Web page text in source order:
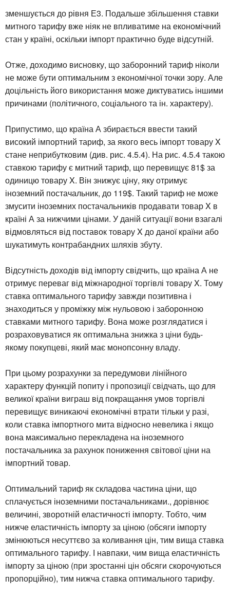
зменшується до рівня Е3. Подальше збільшення ставки
митного тарифу вже ніяк не впливатиме на економічний
стан у країні, оскільки імпорт практично буде відсутній.
Отже, доходимо висновку, що заборонний тариф ніколи
не може бути оптимальним з економічної точки зору. Але
доцільність його використання може диктуватись іншими
причинами (політичного, соціального та ін. характеру).
Припустимо, що країна А збирається ввести такий
високий імпортний тариф, за якого весь імпорт товару X
стане неприбутковим (див. рис. 4.5.4). На рис. 4.5.4 такою
ставкою тарифу є митний тариф, що перевищує 81$ за
одиницю товару X. Він знижує ціну, яку отримує
іноземний постачальник, до 119$. Такий тариф не може
змусити іноземних постачальників продавати товар X в
країні А за нижчими цінами. У даній ситуації вони взагалі
відмовляться від поставок товару X до даної країни або
шукатимуть контрабандних шляхів збуту.
Відсутність доходів від імпорту свідчить, що країна А не
отримує переваг від міжнародної торгівлі товару X. Тому
ставка оптимального тарифу завжди позитивна і
знаходиться у проміжку між нульовою і заборонною
ставками митного тарифу. Вона може розглядатися і
розраховуватися як оптимальна знижка з ціни будь-
якому покупцеві, який має монопсонну владу.
При цьому розрахунки за передумови лінійного
характеру функцій попиту і пропозиції свідчать, що для
великої країни виграш від покращання умов торгівлі
перевищує виникаючі економічні втрати тільки у разі,
коли ставка імпортного мита відносно невелика і якщо
вона максимально перекладена на іноземного
постачальника за рахунок пониження світової ціни на
імпортний товар.
Оптимальний тариф як складова частина ціни, що
сплачується іноземними постачальниками., дорівнює
величині, зворотній еластичності імпорту. Тобто, чим
нижче еластичність імпорту за ціною (обсяги імпорту
змінюються несуттєво за коливання цін, тим вища ставка
оптимального тарифу. І навпаки, чим вища еластичність
імпорту за ціною (при зростанні цін обсяги скорочуються
пропорційно), тим нижча ставка оптимального тарифу.